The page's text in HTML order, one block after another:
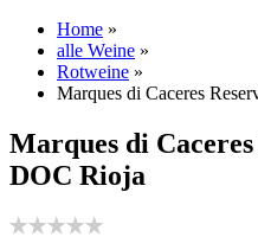
Home »
alle Weine »
Rotweine »
Marques di Caceres
Marques di
DOC Rioja